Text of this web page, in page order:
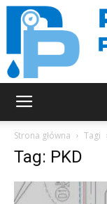
Strona główna Tagi
Tag: PKD